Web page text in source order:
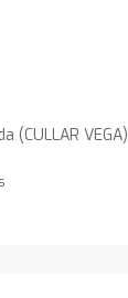
(CULLAR VEGA)